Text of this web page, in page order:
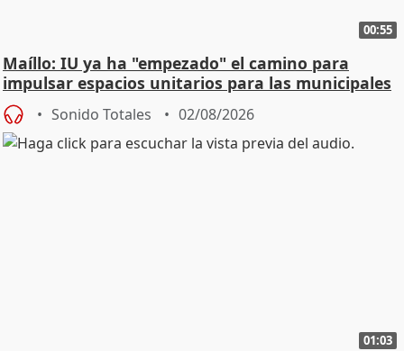
00:55
Maíllo: IU ya ha "empezado" el camino para
impulsar espacios unitarios para las municipales
Sonido Totales 02/08/2026
01:03